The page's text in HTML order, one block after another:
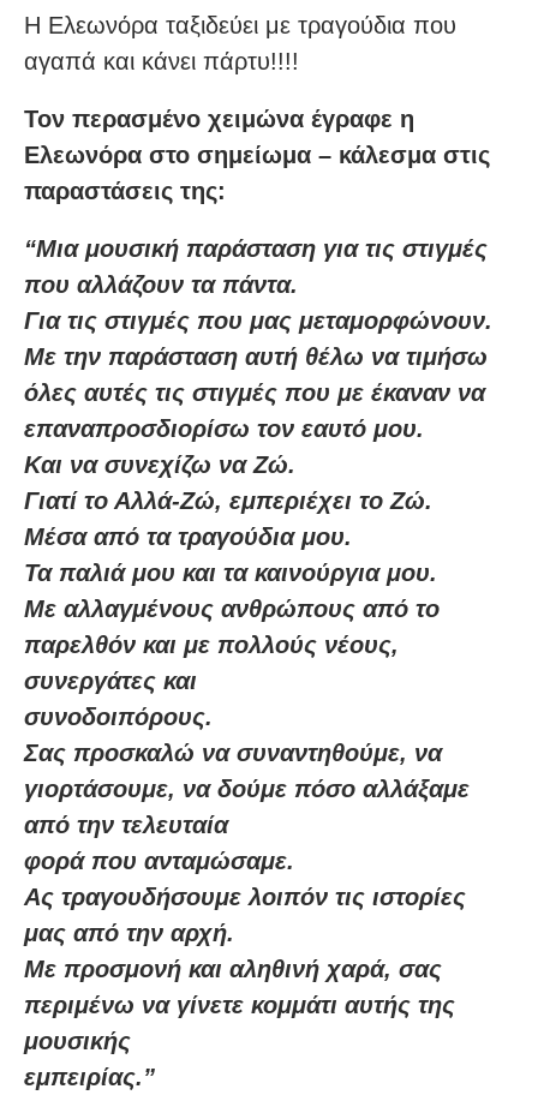
Η Ελεωνόρα ταξιδεύει με τραγούδια που
αγαπά και κάνει πάρτυ!!!!
Τον περασμένο χειμώνα έγραφε η
Ελεωνόρα στο σημείωμα – κάλεσμα στις
παραστάσεις της:
“Μια μουσική παράσταση για τις στιγμές
που αλλάζουν τα πάντα.
Για τις στιγμές που μας μεταμορφώνουν.
Με την παράσταση αυτή θέλω να τιμήσω
όλες αυτές τις στιγμές που με έκαναν να
επαναπροσδιορίσω τον εαυτό μου.
Και να συνεχίζω να Ζώ.
Γιατί το Αλλά-Ζώ, εμπεριέχει το Ζώ.
Μέσα από τα τραγούδια μου.
Τα παλιά μου και τα καινούργια μου.
Με αλλαγμένους ανθρώπους από το
παρελθόν και με πολλούς νέους,
συνεργάτες και
συνοδοιπόρους.
Σας προσκαλώ να συναντηθούμε, να
γιορτάσουμε, να δούμε πόσο αλλάξαμε
από την τελευταία
φορά που ανταμώσαμε.
Ας τραγουδήσουμε λοιπόν τις ιστορίες
μας από την αρχή.
Με προσμονή και αληθινή χαρά, σας
περιμένω να γίνετε κομμάτι αυτής της
μουσικής
εμπειρίας.”